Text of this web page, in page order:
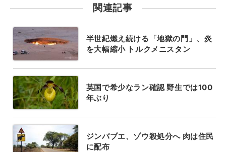
関連記事
半世紀燃え続ける「地獄の門」、炎
を大幅縮小 トルクメニスタン
英国で希少なラン確認 野生では100
年ぶり
ジンバブエ、ゾウ殺処分へ 肉は住民
に配布